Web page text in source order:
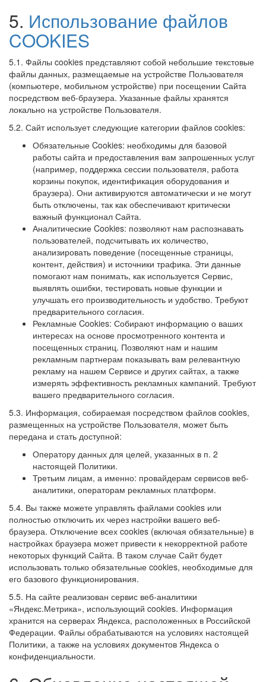
5. Использование файлов
COOKIES
5.1. Файлы cookies представляют собой небольшие текстовые
файлы данных, размещаемые на устройстве Пользователя
(компьютере, мобильном устройстве) при посещении Сайта
посредством веб-браузера. Указанные файлы хранятся
локально на устройстве Пользователя.
5.2. Сайт использует следующие категории файлов cookies:
Обязательные Cookies: необходимы для базовой
работы сайта и предоставления вам запрошенных услуг
(например, поддержка сессии пользователя, работа
корзины покупок, идентификация оборудования и
браузера). Они активируются автоматически и не могут
быть отключены, так как обеспечивают критически
важный функционал Сайта.
Аналитические Cookies: позволяют нам распознавать
пользователей, подсчитывать их количество,
анализировать поведение (посещенные страницы,
контент, действия) и источники трафика. Эти данные
помогают нам понимать, как используется Сервис,
выявлять ошибки, тестировать новые функции и
улучшать его производительность и удобство. Требуют
предварительного согласия.
Рекламные Cookies: Собирают информацию о ваших
интересах на основе просмотренного контента и
посещенных страниц. Позволяют нам и нашим
рекламным партнерам показывать вам релевантную
рекламу на нашем Сервисе и других сайтах, а также
измерять эффективность рекламных кампаний. Требуют
вашего предварительного согласия.
5.3. Информация, собираемая посредством файлов cookies,
размещенных на устройстве Пользователя, может быть
передана и стать доступной:
Оператору данных для целей, указанных в п. 2
настоящей Политики.
Третьим лицам, а именно: провайдерам сервисов веб-
аналитики, операторам рекламных платформ.
5.4. Вы также можете управлять файлами cookies или
полностью отключить их через настройки вашего веб-
браузера. Отключение всех cookies (включая обязательные) в
настройках браузера может привести к некорректной работе
некоторых функций Сайта. В таком случае Сайт будет
использовать только обязательные cookies, необходимые для
его базового функционирования.
5.5. На сайте реализован сервис веб-аналитики
«Яндекс.Метрика», использующий cookies. Информация
хранится на серверах Яндекса, расположенных в Российской
Федерации. Файлы обрабатываются на условиях настоящей
Политики, а также на условиях документов Яндекса о
конфиденциальности.